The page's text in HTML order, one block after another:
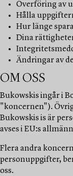
Överföring av
Hålla
Hur länge
Dina
Ändringar av
OM OSS
Bukowskis ingår i
"koncernen").
Bukowskis is är
avses i EU:s
Flera andra
personuppgifter,
oss.